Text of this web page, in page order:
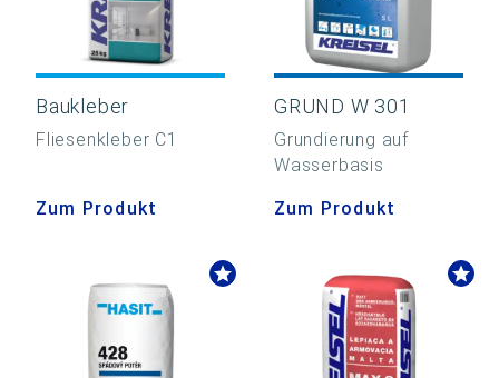
Baukleber
Fliesenkleber C1
Zum Produkt
GRUND W 301
Grundierung auf
Wasserbasis
Zum Produkt